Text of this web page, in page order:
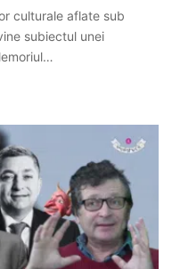
culturale aflate sub
subiectul unei